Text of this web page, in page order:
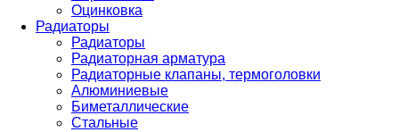
Оцинковка
Радиаторы
Радиаторы
Радиаторная арматура
Радиаторные клапаны, термоголовки
Алюминиевые
Биметаллические
Стальные